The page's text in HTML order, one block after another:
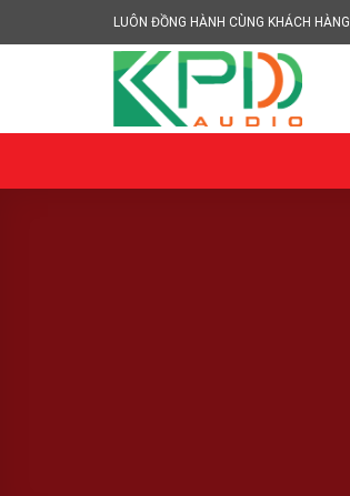
to
LUÔN ĐỒNG HÀNH CÙNG KHÁCH HÀNG